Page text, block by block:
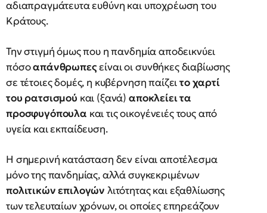
αδιαπραγμάτευτα ευθύνη και υποχρέωση του
Κράτους.
Την στιγμή όμως που η πανδημία αποδεικνύει
πόσοαπάνθρωπεςείναι οι συνθήκες διαβίωσης
σε τέτοιες δομές, η κυβέρνηση παίζειτο χαρτί
του ρατσισμού και (ξανά)αποκλείει τα
προσφυγόπουλα και τις οικογένειές τους από
υγεία και εκπαίδευση.
Η σημερινή κατάσταση δεν είναι αποτέλεσμα
μόνο της πανδημίας, αλλά συγκεκριμένων
πολιτικών επιλογών λιτότητας και εξαθλίωσης
των τελευταίων χρόνων, οι οποίες επηρεάζουν